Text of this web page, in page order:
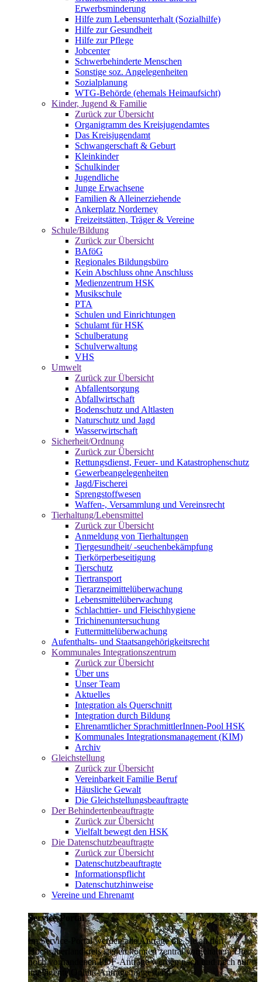
Erwerbsminderung
Hilfe zum Lebensunterhalt (Sozialhilfe)
Hilfe zur Gesundheit
Hilfe zur Pflege
Jobcenter
Schwerbehinderte Menschen
Sonstige soz. Angelegenheiten
Sozialplanung
WTG-Behörde (ehemals Heimaufsicht)
Kinder, Jugend & Familie
Zurück zur Übersicht
Organigramm des Kreisjugendamtes
Das Kreisjugendamt
Schwangerschaft & Geburt
Kleinkinder
Schulkinder
Jugendliche
Junge Erwachsene
Familien & Alleinerziehende
Ankerplatz Norderney
Freizeitstätten, Träger & Vereine
Schule/Bildung
Zurück zur Übersicht
BAföG
Regionales Bildungsbüro
Kein Abschluss ohne Anschluss
Medienzentrum HSK
Musikschule
PTA
Schulen und Einrichtungen
Schulamt für HSK
Schulberatung
Schulverwaltung
VHS
Umwelt
Zurück zur Übersicht
Abfallentsorgung
Abfallwirtschaft
Bodenschutz und Altlasten
Naturschutz und Jagd
Wasserwirtschaft
Sicherheit/Ordnung
Zurück zur Übersicht
Rettungsdienst, Feuer- und Katastrophenschutz
Gewerbeangelegenheiten
Jagd/Fischerei
Sprengstoffwesen
Waffen-, Versammlung und Vereinsrecht
Tierhaltung/Lebensmittel
Zurück zur Übersicht
Anmeldung von Tierhaltungen
Tiergesundheit/ -seuchenbekämpfung
Tierkörperbeseitigung
Tierschutz
Tiertransport
Tierarzneimittelüberwachung
Lebensmittelüberwachung
Schlachttier- und Fleischhygiene
Trichinenuntersuchung
Futtermittelüberwachung
Aufenthalts- und Staatsangehörigkeitsrecht
Kommunales Integrationszentrum
Zurück zur Übersicht
Über uns
Unser Team
Aktuelles
Integration als Querschnitt
Integration durch Bildung
Ehrenamtlicher SprachmittlerInnen-Pool HSK
Kommunales Integrationsmanagement (KIM)
Archiv
Gleichstellung
Zurück zur Übersicht
Vereinbarkeit Familie Beruf
Häusliche Gewalt
Die Gleichstellungsbeauftragte
Der Behindertenbeauftragte
Zurück zur Übersicht
Vielfalt bewegt den HSK
Die Datenschutzbeauftragte
Zurück zur Übersicht
Datenschutzbeauftragte
Informationspflicht
Datenschutzhinweise
Vereine und Ehrenamt
Service-Portal
Im Service-Portal werden alle Anträge die Sie an den
Hochsauerlandkreis stellen können zentral vorgehalten. Die
noch vorhandenen PDF-Anträge werden nach und nach auf
intelligente Online-Anträge umgestellt.